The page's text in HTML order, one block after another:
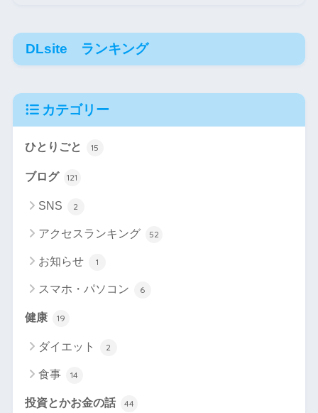
DLsite ランキング
カテゴリー
ひとりごと 15
ブログ 121
SNS 2
アクセスランキング 52
お知らせ 1
スマホ・パソコン 6
健康 19
ダイエット 2
食事 14
投資とかお金の話 44